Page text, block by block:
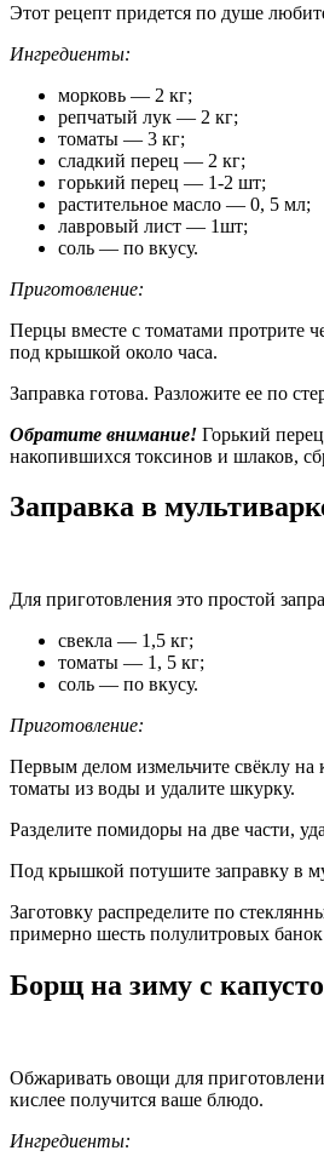
Этот рецепт придется по душе
Ингредиенты:
морковь — 2 кг;
репчатый лук — 2 кг;
томаты — 3 кг;
сладкий перец — 2 кг;
горький перец — 1-2 шт;
растительное масло — 0, 5 мл;
лавровый лист — 1шт;
соль — по вкусу.
Приготовление:
Перцы вместе с томатами протрите
под крышкой около часа.
Заправка готова. Разложите ее по
Обратите внимание! Горький
накопившихся токсинов и шлаков,
Заправка в
Для приготовления это простой
свекла — 1,5 кг;
томаты — 1, 5 кг;
соль — по вкусу.
Приготовление:
Первым делом измельчите свёклу на
томаты из воды и удалите шкурку.
Разделите помидоры на две части,
Под крышкой потушите заправку в
Заготовку распределите по
примерно шесть полулитровых
Борщ на зиму с
Обжаривать овощи для
кислее получится ваше блюдо.
Ингредиенты: